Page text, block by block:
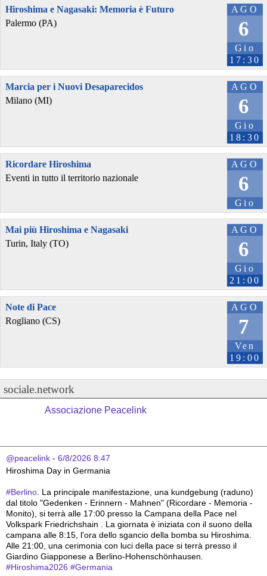
AGO
6
Gio
17:30
Hiroshima e Nagasaki: Memoria è Futuro
Palermo (PA)
AGO
6
Gio
18:30
Marcia per i Nuovi Desaparecidos
Milano (MI)
AGO
6
Gio
Ricordare Hiroshima
Eventi in tutto il territorio nazionale
AGO
6
Gio
21:00
Mai più Hiroshima e Nagasaki
Turin, Italy (TO)
AGO
7
Ven
19:00
Note di Pace
Rogliano (CS)
sociale.network
Associazione Peacelink
@peacelink - 6/8/2026 8:47
Hiroshima Day in Germania
#Berlino . La principale manifestazione, una kundgebung (raduno)
dal titolo "Gedenken - Erinnern - Mahnen" (Ricordare - Memoria -
Monito), si terrà alle 17:00 presso la Campana della Pace nel
Volkspark Friedrichshain . La giornata è iniziata con il suono della
campana alle 8:15, l'ora dello sgancio della bomba su Hiroshima.
Alle 21:00, una cerimonia con luci della pace si terrà presso il
Giardino Giapponese a Berlino-Hohenschönhausen.
#Hiroshima2026 #Germania